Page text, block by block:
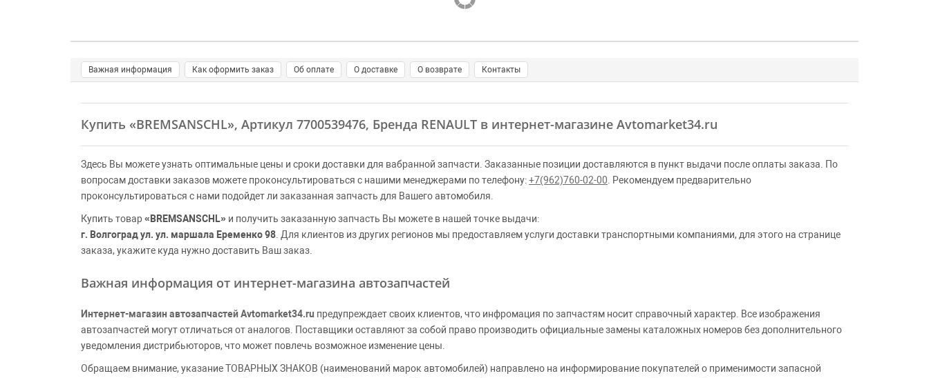
Важная информация Как оформить заказ Об оплате О доставке О возврате Контакты
Купить «BREMSANSCHL», Артикул 7700539476, Бренда RENAULT в интернет-магазине Avtomarket34.ru
Здесь Вы можете узнать оптимальные цены и сроки доставки для вабранной запчасти. Заказанные позиции доставляются в пункт выдачи после оплаты заказа. По
вопросам доставки заказов можете проконсультироваться с нашими менеджерами по телефону:+7(962)760-02-00 . Рекомендуем предварительно
проконсультироваться с нами подойдет ли заказанная запчасть для Вашего автомобиля.
Купить товар«BREMSANSCHL» и получить заказанную запчасть Вы можете в нашей точке выдачи:
г. Волгоград ул. ул. маршала Еременко 98 . Для клиентов из других регионов мы предоставляем услуги доставки транспортными компаниями, для этого на странице
заказа, укажите куда нужно доставить Ваш заказ.
Важная информация от интернет-магазина автозапчастей
Интернет-магазин автозапчастей Avtomarket34.ru предупреждает своих клиентов, что инфромация по запчастям носит справочный характер. Все изображения
автозапчастей могут отличаться от аналогов. Поставщики оставляют за собой право производить официальные замены каталожных номеров без дополнительного
уведомления дистрибьюторов, что может повлечь возможное изменение цены.
Обращаем внимание, указание ТОВАРНЫХ ЗНАКОВ (наименований марок автомобилей) направлено на информирование покупателей о применимости запасной